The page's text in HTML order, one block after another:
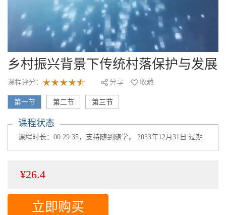
乡村振兴背景下传统村落保护与发展
课程评分： 分享 收藏
第一节 第二节 第三节
课程状态
课程时长：00:29:35，支持随到随学， 2033年12月31日 过期
¥26.4
立即购买